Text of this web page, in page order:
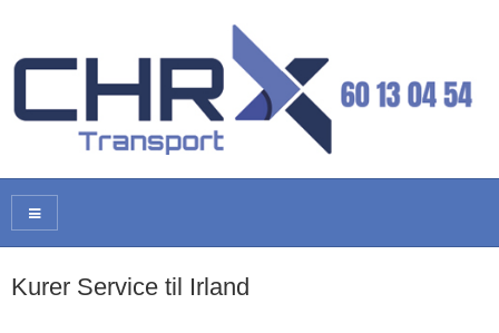
Kurer Service til Irland